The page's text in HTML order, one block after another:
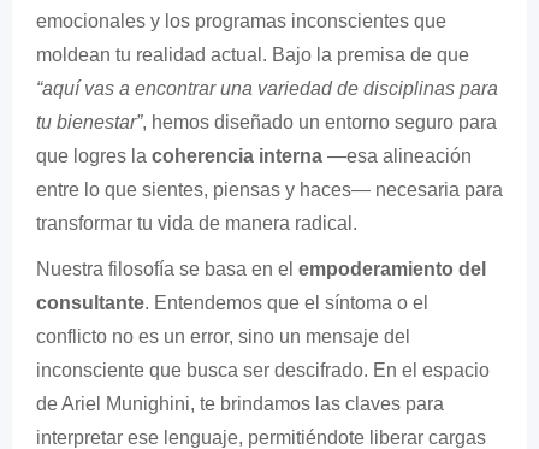
emocionales y los programas inconscientes que
moldean tu realidad actual. Bajo la premisa de que
“aquí vas a encontrar una variedad de disciplinas para
tu bienestar”, hemos diseñado un entorno seguro para
que logres la coherencia interna —esa alineación
entre lo que sientes, piensas y haces— necesaria para
transformar tu vida de manera radical.
Nuestra filosofía se basa en el empoderamiento del
consultante. Entendemos que el síntoma o el
conflicto no es un error, sino un mensaje del
inconsciente que busca ser descifrado. En el espacio
de Ariel Munighini, te brindamos las claves para
interpretar ese lenguaje, permitiéndote liberar cargas